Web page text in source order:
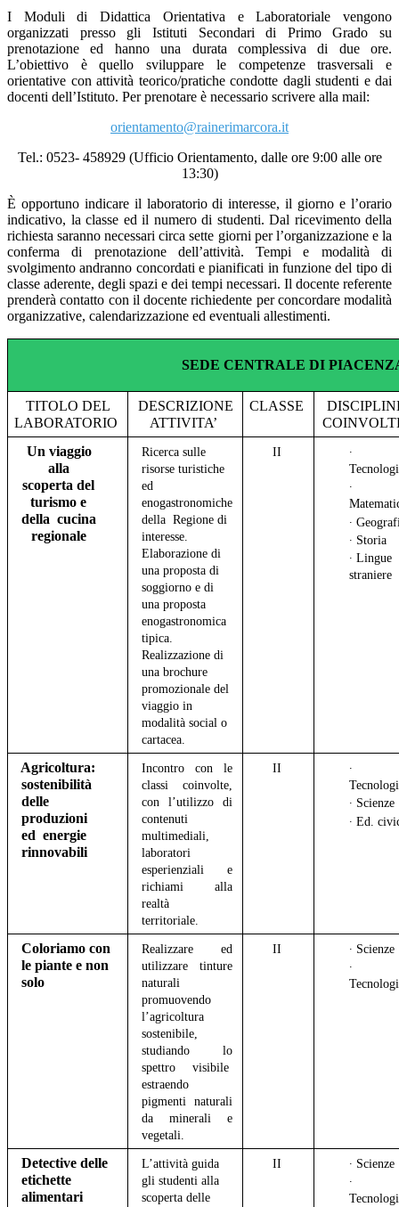
I Moduli di Didattica Orientativa e Laboratoriale vengono
organizzati presso gli Istituti Secondari di Primo Grado su
prenotazione ed hanno una durata complessiva di due ore.
L’obiettivo è quello sviluppare le competenze trasversali e
orientative con attività teorico/pratiche condotte dagli studenti e dai
docenti dell’Istituto. Per prenotare è necessario scrivere alla mail:
orientamento@rainerimarcora.it
Tel.: 0523- 458929 (Ufficio Orientamento, dalle ore 9:00 alle ore
13:30)
È opportuno indicare il laboratorio di interesse, il giorno e l’orario
indicativo, la classe ed il numero di studenti. Dal ricevimento della
richiesta saranno necessari circa sette giorni per l’organizzazione e la
conferma di prenotazione dell’attività. Tempi e modalità di
svolgimento andranno concordati e pianificati in funzione del tipo di
classe aderente, degli spazi e dei tempi necessari. Il docente referente
prenderà contatto con il docente richiedente per concordare modalità
organizzative, calendarizzazione ed eventuali allestimenti.
SEDE CENTRALE DI
TITOLO DEL
LABORATORIO
DESCRIZIONE
ATTIVITA’
CLASSE
Un viaggio
alla
scoperta del
turismo e
della cucina
regionale
Ricerca sulle
risorse turistiche
ed
enogastronomiche
della Regione di
interesse.
Elaborazione di
una proposta di
soggiorno e di
una proposta
enogastronomica
tipica.
Realizzazione di
una brochure
promozionale del
viaggio in
modalità social o
cartacea.
II
∙
∙
∙
∙ Storia
∙ Lingue
straniere
Agricoltura:
sostenibilità
delle
produzioni
ed energie
rinnovabili
Incontro con le
classi coinvolte,
con l’utilizzo di
contenuti
multimediali,
laboratori
esperienziali e
richiami alla
realtà
territoriale.
II
∙
∙ Scienze
∙ Ed.
Coloriamo con
le piante e non
solo
Realizzare ed
utilizzare tinture
naturali
promuovendo
l’agricoltura
sostenibile,
studiando lo
spettro visibile
estraendo
pigmenti naturali
da minerali e
vegetali.
II
∙ Scienze
∙
Detective delle
etichette
alimentari
L’attività guida
gli studenti alla
scoperta delle
II
∙ Scienze
∙